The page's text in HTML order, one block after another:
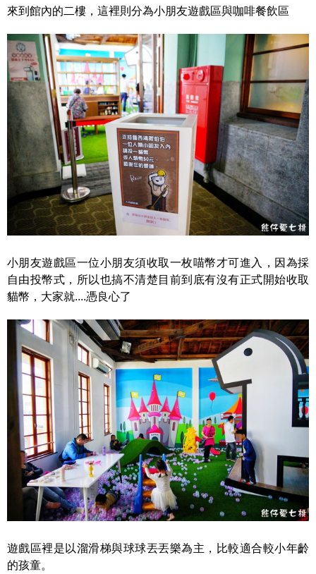
來到館內的二樓，這裡則分為小朋友遊戲區與咖啡餐飲區
小朋友遊戲區一位小朋友須收取一枚喵幣才可進入，因為採
自由投幣式，所以也搞不清楚目前到底有沒有正式開始收取
貓幣，大家就....憑良心了
遊戲區裡是以溜滑梯與球球丟丟樂為主，比較適合較小年齡
的孩童。